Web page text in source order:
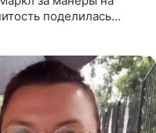
поделилась